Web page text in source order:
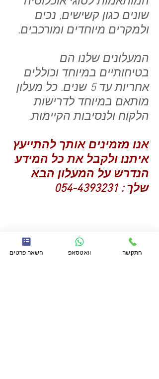
שונים כגון קשישים, נכים
ולמקרים מיוחדים ומורכבים.
המעלונים שלנו הם
בטיחותיים במיוחד וכוללים
אחריות עד 5 שנים.
כל מעלון
מותאם במיוחד לדרישות
הלקוח ולנסיבות הקיימות.
אנו מזמינים אותך להתייעץ
איתנו ולקבל את כל המידע
הנדרש על המעלון הבא
שלך : 054-4393231
השאר פרטים וואטסאפ התקשר